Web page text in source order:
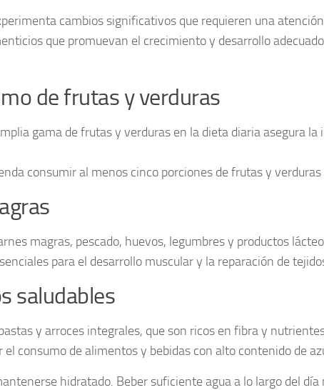
cambios significativos que requieren una
que promuevan el crecimiento y desarrollo
de frutas y verduras
gama de frutas y verduras en la dieta diaria asegura
consumir al menos cinco porciones de frutas y verduras
magras, pescado, huevos, legumbres y productos
para el desarrollo muscular y la reparación de
saludables
y arroces integrales, que son ricos en fibra y
el consumo de alimentos y bebidas con alto contenido de
hidratado. Beber suficiente agua a lo largo del día